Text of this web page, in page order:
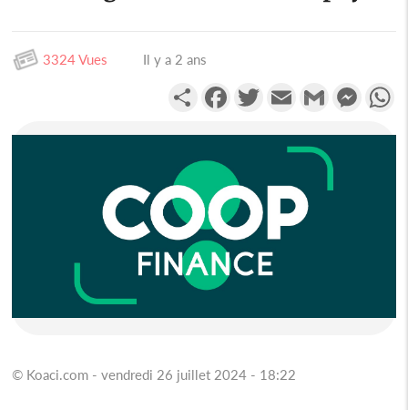
3324 Vues Il y a 2 ans
PartagerFacebookTwitterEmail Gmail
© Koaci.com - vendredi 26 juillet 2024 - 18:22